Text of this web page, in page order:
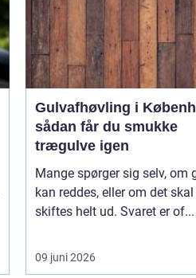
Gulvafhøvling i
sådan får du smukke
trægulve igen
Mange spørger sig selv, om
kan reddes, eller om det skal
skiftes helt ud. Svaret er of...
09 juni 2026